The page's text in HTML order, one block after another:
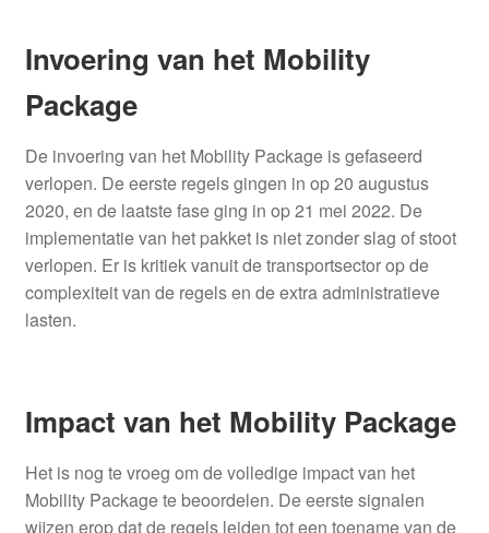
Invoering van het Mobility
Package
De invoering van het Mobility Package is gefaseerd
verlopen. De eerste regels gingen in op 20 augustus
2020, en de laatste fase ging in op 21 mei 2022. De
implementatie van het pakket is niet zonder slag of stoot
verlopen. Er is kritiek vanuit de transportsector op de
complexiteit van de regels en de extra administratieve
lasten.
Impact van het Mobility Package
Het is nog te vroeg om de volledige impact van het
Mobility Package te beoordelen. De eerste signalen
wijzen erop dat de regels leiden tot een toename van de